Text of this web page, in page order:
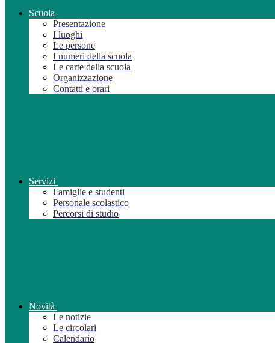
Scuola
Presentazione
I luoghi
Le persone
I numeri della scuola
Le carte della scuola
Organizzazione
Contatti e orari
Servizi
Famiglie e studenti
Personale scolastico
Percorsi di studio
Novità
Le notizie
Le circolari
Calendario